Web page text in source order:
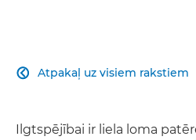
Atpakaļ uz visiem rakstiem

Ilgtspējībai ir liela loma